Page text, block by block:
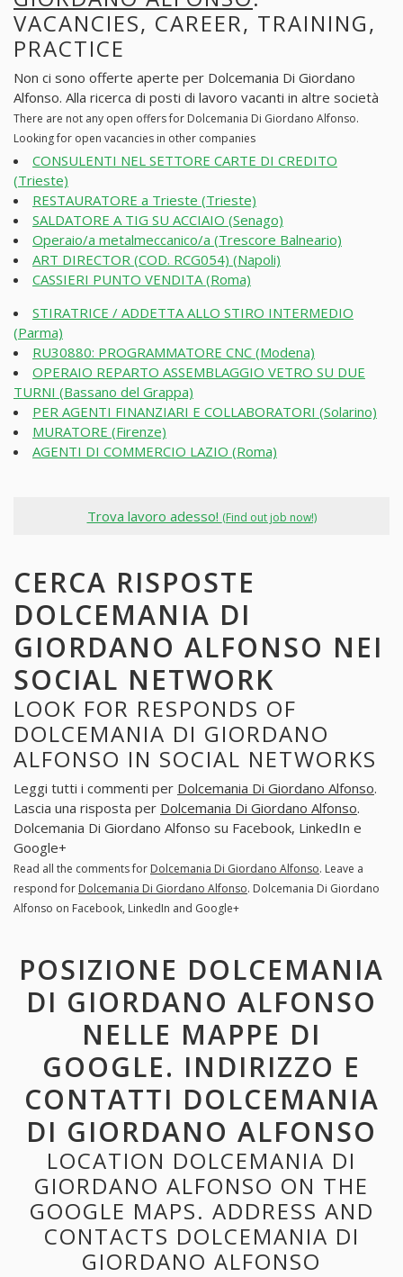
VACANCIES, CAREER, TRAINING,
PRACTICE
Non ci sono offerte aperte per Dolcemania Di Giordano
Alfonso. Alla ricerca di posti di lavoro vacanti in altre società
There are not any open offers for Dolcemania Di Giordano Alfonso.
Looking for open vacancies in other companies
CONSULENTI NEL SETTORE CARTE DI CREDITO
(Trieste)
RESTAURATORE a Trieste (Trieste)
SALDATORE A TIG SU ACCIAIO (Senago)
Operaio/a metalmeccanico/a (Trescore Balneario)
ART DIRECTOR (COD. RCG054) (Napoli)
CASSIERI PUNTO VENDITA (Roma)
STIRATRICE / ADDETTA ALLO STIRO INTERMEDIO
(Parma)
RU30880: PROGRAMMATORE CNC (Modena)
OPERAIO REPARTO ASSEMBLAGGIO VETRO SU DUE
TURNI (Bassano del Grappa)
PER AGENTI FINANZIARI E COLLABORATORI (Solarino)
MURATORE (Firenze)
AGENTI DI COMMERCIO LAZIO (Roma)
Trova lavoro adesso! (Find out job now!)
CERCA RISPOSTE
DOLCEMANIA DI
GIORDANO ALFONSO NEI
SOCIAL NETWORK
LOOK FOR RESPONDS OF
DOLCEMANIA DI GIORDANO
ALFONSO IN SOCIAL NETWORKS
Leggi tutti i commenti per Dolcemania Di Giordano Alfonso.
Lascia una risposta per Dolcemania Di Giordano Alfonso.
Dolcemania Di Giordano Alfonso su Facebook, LinkedIn e
Google+
Read all the comments for Dolcemania Di Giordano Alfonso. Leave a
respond for Dolcemania Di Giordano Alfonso. Dolcemania Di Giordano
Alfonso on Facebook, LinkedIn and Google+
POSIZIONE DOLCEMANIA
DI GIORDANO ALFONSO
NELLE MAPPE DI
GOOGLE. INDIRIZZO E
CONTATTI DOLCEMANIA
DI GIORDANO ALFONSO
LOCATION DOLCEMANIA DI
GIORDANO ALFONSO ON THE
GOOGLE MAPS. ADDRESS AND
CONTACTS DOLCEMANIA DI
GIORDANO ALFONSO